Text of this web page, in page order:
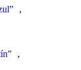
,
,